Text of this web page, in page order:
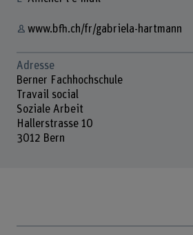
www.bfh.ch/fr/gabriela-hartmann
Adresse
Berner Fachhochschule
Travail social
Soziale Arbeit
Hallerstrasse 10
3012 Bern